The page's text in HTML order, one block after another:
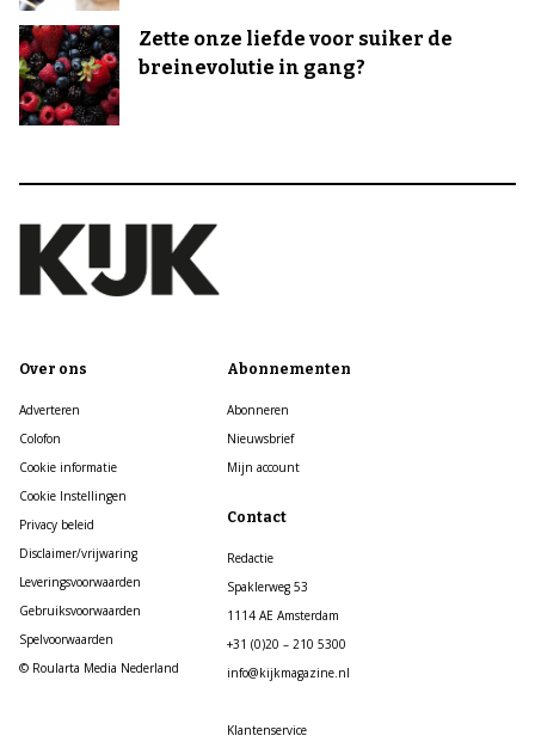
Zette onze liefde voor suiker de
breinevolutie in gang?
Over ons
Adverteren
Colofon
Cookie informatie
Cookie Instellingen
Privacy beleid
Disclaimer/vrijwaring
Leveringsvoorwaarden
Gebruiksvoorwaarden
Spelvoorwaarden
© Roularta Media Nederland
Abonnementen
Abonneren
Nieuwsbrief
Mijn account
Contact
Redactie
Spaklerweg 53
1114 AE Amsterdam
+31 (0)20 – 210 5300
info@kijkmagazine.nl
Klantenservice